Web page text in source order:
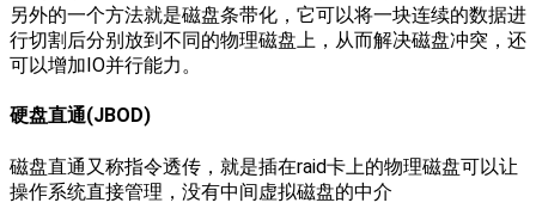
另外的一个方法就是磁盘条带化，它可以将一块连续的数据进
行切割后分别放到不同的物理磁盘上，从而解决磁盘冲突，还
可以增加IO并行能力。
硬盘直通(JBOD)
磁盘直通又称指令透传，就是插在raid卡上的物理磁盘可以让
操作系统直接管理，没有中间虚拟磁盘的中介